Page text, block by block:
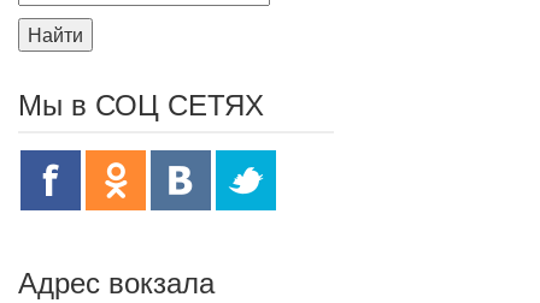
Найти
Мы в СОЦ СЕТЯХ
Адрес вокзала